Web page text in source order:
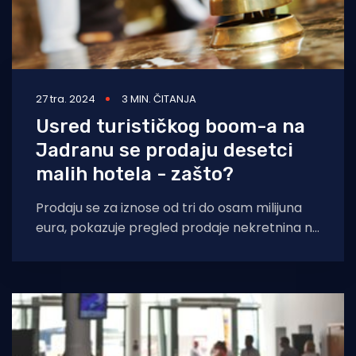
27 tra. 2024 3 MIN. ČITANJA
Usred turističkog boom-a na
Jadranu se prodaju desetci
malih hotela - zašto?
Prodaju se za iznose od tri do osam milijuna
eura, pokazuje pregled prodaje nekretnina na